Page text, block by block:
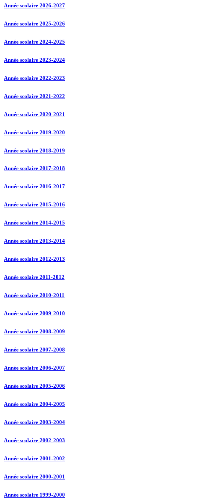
Année scolaire 2026-2027
Année scolaire 2025-2026
Année scolaire 2024-2025
Année scolaire 2023-2024
Année scolaire 2022-2023
Année scolaire 2021-2022
Année scolaire 2020-2021
Année scolaire 2019-2020
Année scolaire 2018-2019
Année scolaire 2017-2018
Année scolaire 2016-2017
Année scolaire 2015-2016
Année scolaire 2014-2015
Année scolaire 2013-2014
Année scolaire 2012-2013
Année scolaire 2011-2012
Année scolaire 2010-2011
Année scolaire 2009-2010
Année scolaire 2008-2009
Année scolaire 2007-2008
Année scolaire 2006-2007
Année scolaire 2005-2006
Année scolaire 2004-2005
Année scolaire 2003-2004
Année scolaire 2002-2003
Année scolaire 2001-2002
Année scolaire 2000-2001
Année scolaire 1999-2000